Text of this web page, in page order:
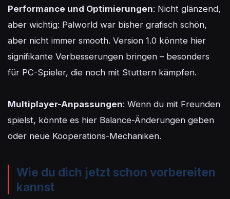
Performance und Optimierungen: Nicht glänzend,
aber wichtig: Palworld war bisher grafisch schön,
aber nicht immer smooth. Version 1.0 könnte hier
signifikante Verbesserungen bringen – besonders
für PC-Spieler, die noch mit Stuttern kämpfen.
Multiplayer-Anpassungen: Wenn du mit Freunden
spielst, könnte es hier Balance-Änderungen geben
oder neue Kooperations-Mechaniken.
Wie du dich jetzt schon vorbereiten
kannst